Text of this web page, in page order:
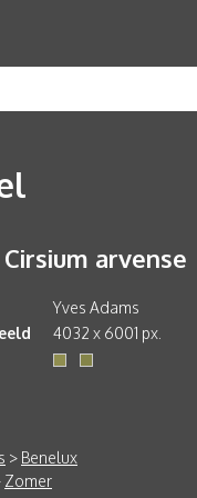
arvense
Yves Adams
4032 x 6001 px.
> Benelux
Zomer